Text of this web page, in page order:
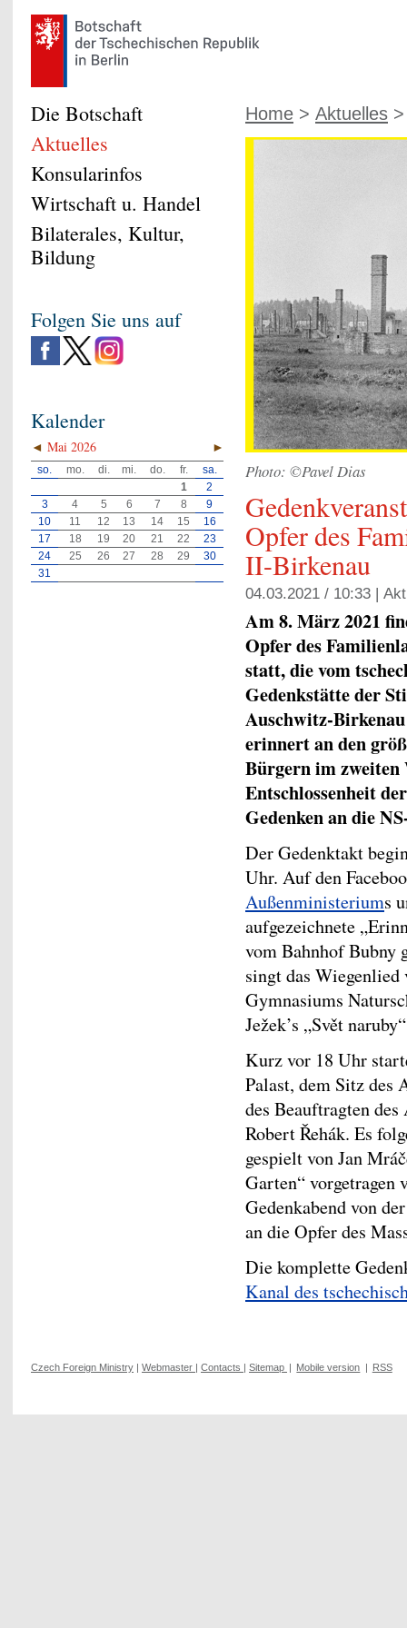
Home > Aktuelles
Photo: ©Pavel Dias
Opfer des
II-Birkenau
04.03.2021 / 10:33 |
Am 8. März 2021
Opfer des
statt, die vom
Gedenkstätte der
Auschwitz-
erinnert an den
Bürgern im
Entschlossenheit
Gedenken an die
Der Gedenktakt
Uhr. Auf den
Außenministeriums
aufgezeichnete
vom Bahnhof Bubny
singt das Wiegenlied
Gymnasiums
Ježek’s „Svět
Kurz vor 18 Uhr
Palast, dem Sitz des
des Beauftragten
Robert Řehák. Es
gespielt von Jan
Garten“ vorgetragen
Gedenkabend von
an die Opfer des
Die komplette
Kanal des
Die Botschaft
Aktuelles
Konsularinfos
Wirtschaft u. Handel
Bilaterales, Kultur,
Bildung
Folgen Sie uns auf
Kalender
◄ ►
Mai 2026
so. mo. di. mi. do. fr.
sa.
1
2
3
4 5 6 7 8
9
10
11 12 13 14 15
16
17
18 19 20 21 22
23
24
25 26 27 28 29
30
31
Czech Foreign Ministry | Webmaster | Contacts | Sitemap | Mobile version | RSS